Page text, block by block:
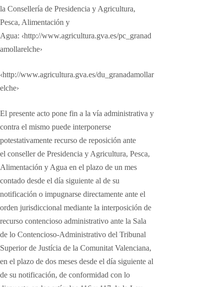
la Consellería de Presidencia y Agricultura,
Pesca, Alimentación y
Agua: ‹http://www.agricultura.gva.es/pc_granad
amollarelche›
‹http://www.agricultura.gva.es/du_granadamollar
elche›
El presente acto pone fin a la vía administrativa y
contra el mismo puede interponerse
potestativamente recurso de reposición ante
el conseller de Presidencia y Agricultura, Pesca,
Alimentación y Agua en el plazo de un mes
contado desde el día siguiente al de su
notificación o impugnarse directamente ante el
orden jurisdiccional mediante la interposición de
recurso contencioso administrativo ante la Sala
de lo Contencioso-Administrativo del Tribunal
Superior de Justícia de la Comunitat Valenciana,
en el plazo de dos meses desde el día siguiente al
de su notificación, de conformidad con lo